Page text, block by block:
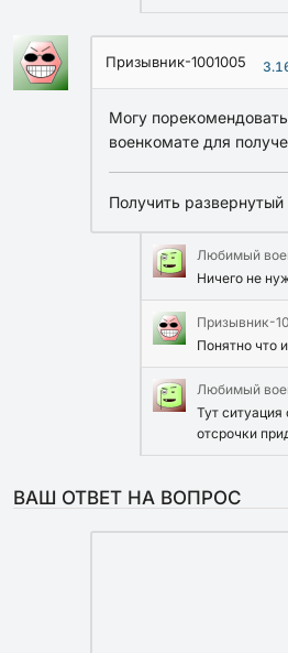
Призывник-1001005
Могу
военкомате для
Получить
Любимый
Ничего не
Призывник-
Понятно что
Любимый
Тут
отсрочки
ВАШ ОТВЕТ НА ВОПРОС